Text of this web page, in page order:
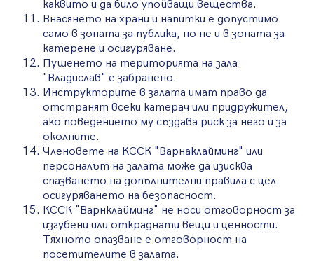
каквито и да било упойващи вещества.
Внасянето на храни и напитки е допустимо
само в зоната за публика, но не и в зоната за
катерене и осигуряване.
Пушенето на територията на зала
"Владислав" е забранено.
Инструкторите в залата имат право да
отстранят всеки катерач или придружител,
ако поведението му създава риск за него и за
околните.
Членовете на КССК "Варнаклайминг" или
персоналът на залата може да изисква
спазването на допълнителни правила с цел
осигуряването на безопасност.
КССК "Варнклайминг" не носи отговорност за
изгубени или откраднати вещи и ценности.
Тяхното опазване е отговорност на
посетителите в залата.